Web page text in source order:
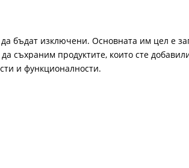
бъдат изключени. Основната им цел е
съхраним продуктите, които сте
и функционалности.